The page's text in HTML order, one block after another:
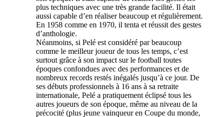
plus techniques avec une très grande facilité. Il était
aussi capable d’en réaliser beaucoup et régulièrement.
En 1958 comme en 1970, il tenta et réussit des gestes
d’anthologie.
Néanmoins, si Pelé est considéré par beaucoup
comme le meilleur joueur de tous les temps, c’est
surtout grâce à son impact sur le football toutes
époques confondues avec des performances et de
nombreux records restés inégalés jusqu’à ce jour. De
ses débuts professionnels à 16 ans à sa retraite
internationale, Pelé a pratiquement éclipsé tous les
autres joueurs de son époque, même au niveau de la
précocité (plus jeune vainqueur en Coupe du monde,